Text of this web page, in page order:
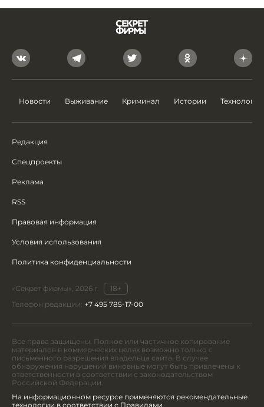
Новости Выживание Криминал Истории Технологии
Редакция
Спецпроекты
Реклама
RSS
Правовая информация
Условия использования
Политика конфиденциальности
«Секрет фирмы», 2026 г.
18+
Телефон редакции: +7 495 785-17-00
Все права защищены. Полное или частичное копирование
материалов в коммерческих целях возможно только с
письменного разрешения владельца сайта. В случае
обнаружения нарушений виновные могут быть привлечены к
ответственности в соответствии с законодательством
Российской Федерации.
На информационном ресурсе применяются рекомендательные
технологии в соответствии с Правилами